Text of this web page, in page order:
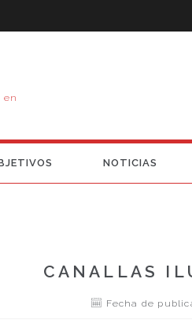
en
NOTICIAS
CANALLAS
Fecha de